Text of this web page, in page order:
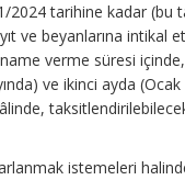
2024 tarihine kadar (bu
ve beyanlarına intikal
verme süresi
ve ikinci ayda (Ocak
istemeleri